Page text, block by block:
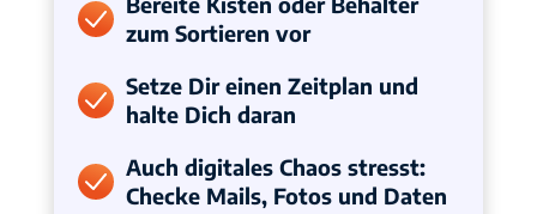
zum Sortieren vor
Setze Dir einen Zeitplan und
halte Dich daran
Auch digitales Chaos stresst:
Checke Mails, Fotos und Daten